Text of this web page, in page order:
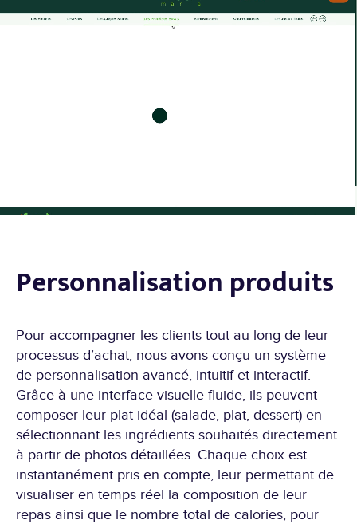
Personnalisation produits
Pour accompagner les clients tout au long de leur
processus d’achat, nous avons conçu un système
de personnalisation avancé, intuitif et interactif.
Grâce à une interface visuelle fluide, ils peuvent
composer leur plat idéal (salade, plat, dessert) en
sélectionnant les ingrédients souhaités directement
à partir de photos détaillées. Chaque choix est
instantanément pris en compte, leur permettant de
visualiser en temps réel la composition de leur
repas ainsi que le nombre total de calories, pour